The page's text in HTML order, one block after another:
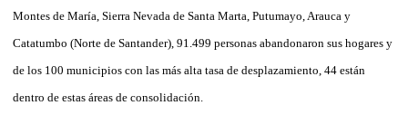
Montes de María, Sierra Nevada de Santa Marta, Putumayo, Arauca y
Catatumbo (Norte de Santander), 91.499 personas abandonaron sus hogares y
de los 100 municipios con las más alta tasa de desplazamiento, 44 están
dentro de estas áreas de consolidación.